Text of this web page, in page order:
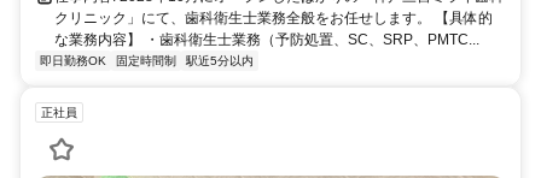
クリニック」にて、歯科衛生士業務全般をお任せします。 【具体的
な業務内容】 ・歯科衛生士業務（予防処置、SC、SRP、PMTC...
即日勤務OK 固定時間制 駅近5分以内
正社員